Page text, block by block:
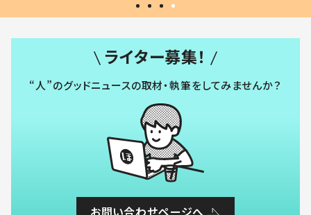
ライター募集！
“人”のグッドニュースの取材・執筆をしてみませんか？